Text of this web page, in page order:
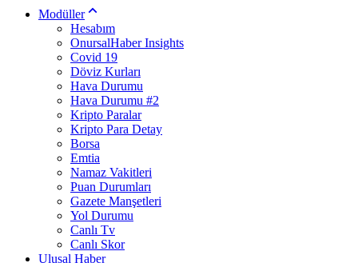
Modüller
Hesabım
OnursalHaber Insights
Covid 19
Döviz Kurları
Hava Durumu
Hava Durumu #2
Kripto Paralar
Kripto Para Detay
Borsa
Emtia
Namaz Vakitleri
Puan Durumları
Gazete Manşetleri
Yol Durumu
Canlı Tv
Canlı Skor
Ulusal Haber